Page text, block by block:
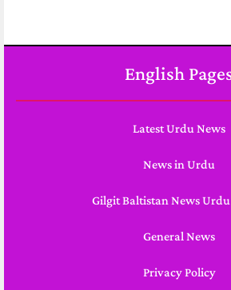
English
Latest Urdu News
News in Urdu
Gilgit Baltistan News
General News
Privacy Policy